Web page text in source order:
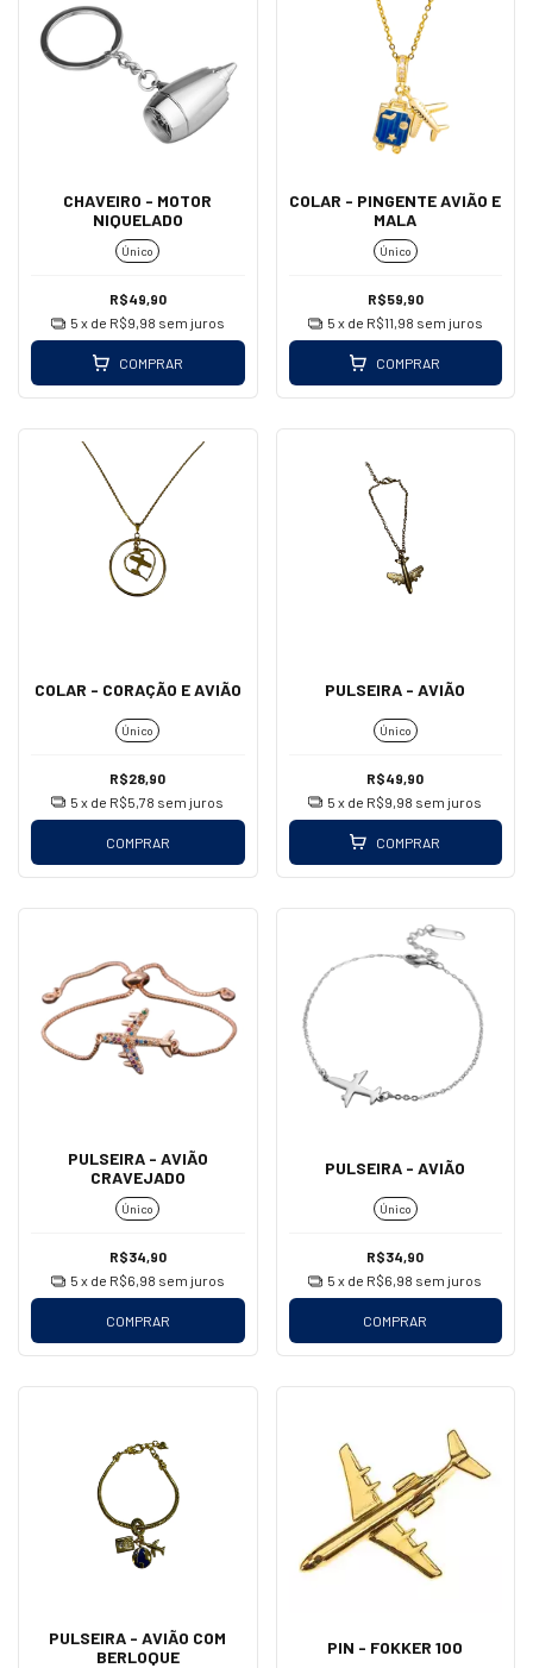
CHAVEIRO - MOTOR
NIQUELADO
Único
R$49,90
5 x de R$9,98 sem juros
COMPRAR
COLAR - PINGENTE AVIÃO E
MALA
Único
R$59,90
5 x de R$11,98 sem juros
COMPRAR
COLAR - CORAÇÃO E AVIÃO
Único
R$28,90
5 x de R$5,78 sem juros
COMPRAR
PULSEIRA - AVIÃO
Único
R$49,90
5 x de R$9,98 sem juros
COMPRAR
PULSEIRA - AVIÃO
CRAVEJADO
Único
R$34,90
5 x de R$6,98 sem juros
COMPRAR
PULSEIRA - AVIÃO
Único
R$34,90
5 x de R$6,98 sem juros
COMPRAR
PULSEIRA - AVIÃO COM
BERLOQUE
PIN - FOKKER 100